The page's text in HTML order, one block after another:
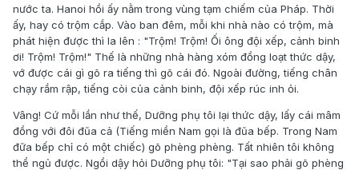
nước ta. Hanoi hồi ấy nằm trong vùng tạm chiếm của Pháp. Thời
ấy, hay có trộm cắp. Vào ban đêm, mỗi khi nhà nào có trộm, mà
phát hiện được thì la lên : "Trộm! Trộm! Ối ông đội xếp, cảnh binh
ơi! Trộm! Trộm!" Thế là những nhà hàng xóm đồng loạt thức dậy,
vớ được cái gì gõ ra tiếng thì gõ cái đó. Ngoài đường, tiếng chân
chạy rầm rập, tiếng còi của cảnh binh, đội xếp rúc inh ỏi.
Vâng! Cứ mỗi lần như thế, Dưỡng phụ tôi lại thức dậy, lấy cái mâm
đồng với đôi đũa cả (Tiếng miền Nam gọi là đũa bếp. Trong Nam
đữa bếp chỉ có một chiếc) gõ phèng phèng. Tất nhiên tôi không
thể ngủ được. Ngồi dậy hỏi Dưỡng phụ tôi: "Tại sao phải gõ phèng